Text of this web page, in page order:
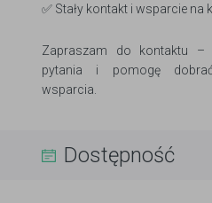
✅ Stały kontakt i wsparcie na
Zapraszam do kontaktu –
pytania i pomogę
wsparcia.
Dostępność